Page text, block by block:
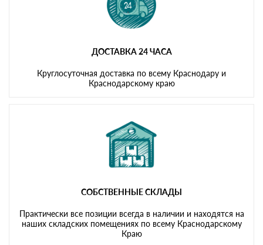
ДОСТАВКА 24 ЧАСА
Круглосуточная доставка по всему Краснодару и
Краснодарскому краю
СОБСТВЕННЫЕ СКЛАДЫ
Практически все позиции всегда в наличии и находятся на
наших складских помещениях по всему Краснодарскому
Краю